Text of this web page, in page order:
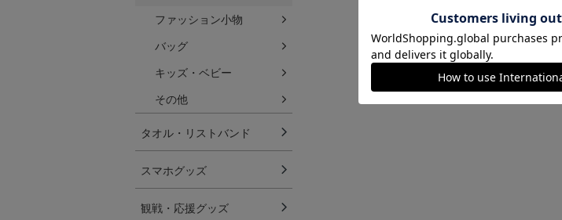
ファッション小物
バッグ
キッズ・ベビー
その他
タオル・リストバンド
スマホグッズ
観戦・応援グッズ